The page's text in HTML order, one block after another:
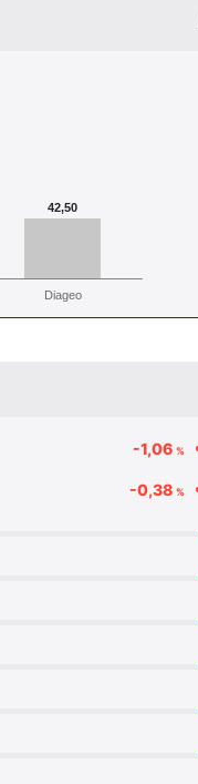
42,50
Diageo
-1,06 %
-0,38 %